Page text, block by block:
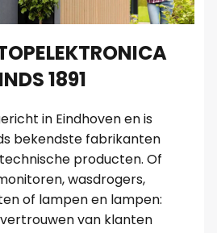
1891
in Eindhoven en is
bekendste fabrikanten
producten. Of
wasdrogers,
of lampen en lampen:
van klanten